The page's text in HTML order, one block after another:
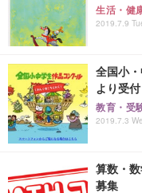
生活・健
2019.7.9
全国小
より受付
教育・受
2019.7.3
算数・
募集